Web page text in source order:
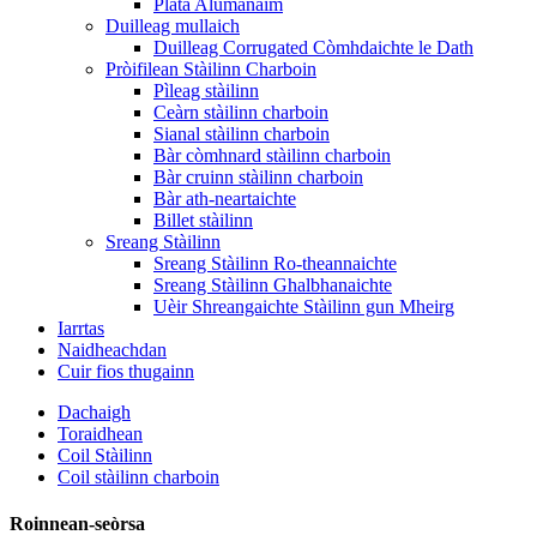
Plàta Alùmanaim
Duilleag mullaich
Duilleag Corrugated Còmhdaichte le Dath
Pròifilean Stàilinn Charboin
Pìleag stàilinn
Ceàrn stàilinn charboin
Sianal stàilinn charboin
Bàr còmhnard stàilinn charboin
Bàr cruinn stàilinn charboin
Bàr ath-neartaichte
Billet stàilinn
Sreang Stàilinn
Sreang Stàilinn Ro-theannaichte
Sreang Stàilinn Ghalbhanaichte
Uèir Shreangaichte Stàilinn gun Mheirg
Iarrtas
Naidheachdan
Cuir fios thugainn
Dachaigh
Toraidhean
Coil Stàilinn
Coil stàilinn charboin
Roinnean-seòrsa